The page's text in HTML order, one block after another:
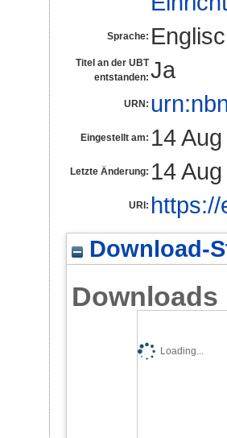
Sprache:
Titel an der UBT
entstanden: Ja
URN:
Eingestellt am: 14
Letzte Änderung: 14
URI:
Download-
Downloads
Loading...